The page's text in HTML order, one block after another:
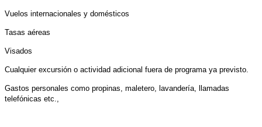
Vuelos internacionales y domésticos
Tasas aéreas
Visados
Cualquier excursión o actividad adicional fuera de programa ya previsto.
Gastos personales como propinas, maletero, lavandería, llamadas
telefónicas etc.,